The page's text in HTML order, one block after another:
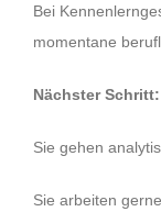
Bei
momentane
Nächster Schritt:
Sie gehen
Sie arbeiten